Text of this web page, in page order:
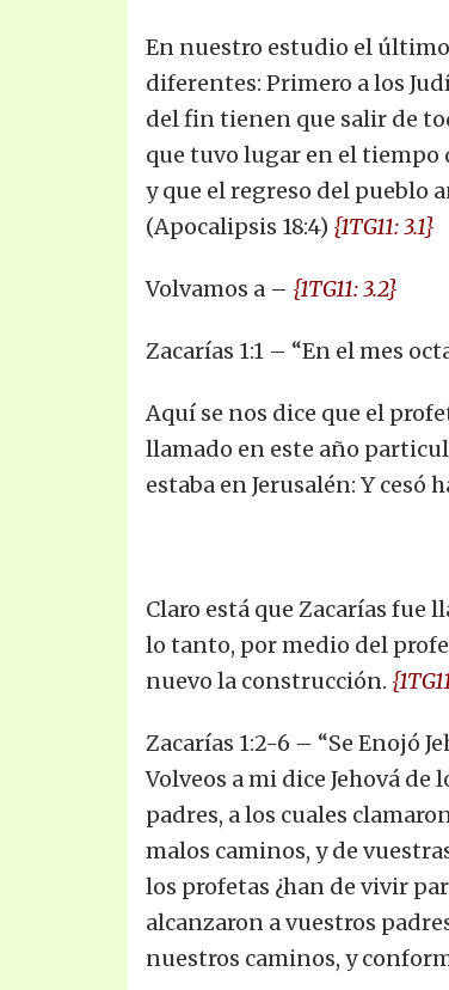
En nuestro estudio el último
diferentes: Primero a los
del fin tienen que salir de
que tuvo lugar en el tiempo
y que el regreso del pueblo
(Apocalipsis 18:4) {1TG11: 3.1}
Volvamos a – {1TG11: 3.2}
Zacarías 1:1 – “En el mes
Aquí se nos dice que el
llamado en este año
estaba en Jerusalén: Y cesó
Claro está que Zacarías fue
lo tanto, por medio del
nuevo la construcción.
Zacarías 1:2-6 – “Se Enojó
Volveos a mi dice Jehová de
padres, a los cuales
malos caminos, y de
los profetas ¿han de vivir
alcanzaron a vuestros
nuestros caminos, y